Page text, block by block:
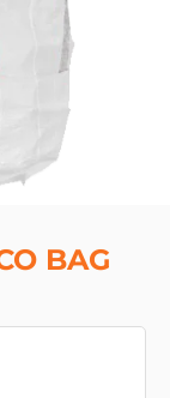
BAG